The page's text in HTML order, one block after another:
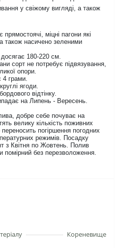
у свіжому вигляді, а також
міцні пагони які
також насичено зеленими
180-220 см.
сорт не потребує підвязування,
опори.
4 грами.
ягоди.
відтінку.
на Липень - Вересень.
добре себе почуває на
велику кількість поживних
погіршення погодних
режимів. Посадку
з Квітня по Жовтень. Полив
помірний без перезволоження.
Кореневище